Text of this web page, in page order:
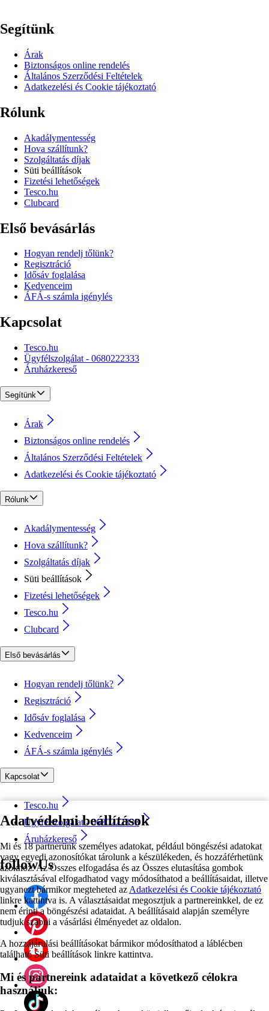
Adatvédelmi beállítások
Mi és 18 partnerünk személyes adatokat, például böngészési adatokat
vagy egyedi azonosítókat tárolunk a készülékeden, és hozzáférhetünk
azokhoz. Az Összes elfogadása és az Összes elutasítása gombok
kiválasztásával elfogadhatod vagy módosíthatod a beállításaidat, illetve
ugyanezt bármikor megteheted az Adatkezelési és Cookie tájékoztató
linkre kattintva is. A választásaidat megosztjuk a partnereinkkel, de ez
nem érinti a böngészési adataidat. A beállításaid alapján személyre
tudjuk szabni a vásárlási élményedet az oldalon.
A hozzájárulási beállításokat bármikor módosíthatod a láblécben
található Süti beállítások linkre kattintva.
Mi és partnereink adataidat a következő célokra
használjuk:
Segítünk
Árak
Biztonságos online rendelés
Általános Szerződési Feltételek
Adatkezelési és Cookie tájékoztató
Rólunk
Akadálymentesség
Hova szállítunk?
Szolgáltatás díjak
Süti beállítások
Fizetési lehetőségek
Tesco.hu
Clubcard
Első bevásárlás
Hogyan rendelj tőlünk?
Regisztráció
Idősáv foglalása
Kedvenceim
ÁFÁ-s számla igénylés
Kapcsolat
Tesco.hu
Ügyfélszolgálat - 0680222333
Áruházkereső
Segítünk
Árak
Biztonságos online rendelés
Általános Szerződési Feltételek
Adatkezelési és Cookie tájékoztató
Rólunk
Akadálymentesség
Hova szállítunk?
Szolgáltatás díjak
Süti beállítások
Fizetési lehetőségek
Tesco.hu
Clubcard
Első bevásárlás
Hogyan rendelj tőlünk?
Regisztráció
Idősáv foglalása
Kedvenceim
ÁFÁ-s számla igénylés
Kapcsolat
Tesco.hu
Ügyfélszolgálat - 0680222333
Áruházkereső
followUs